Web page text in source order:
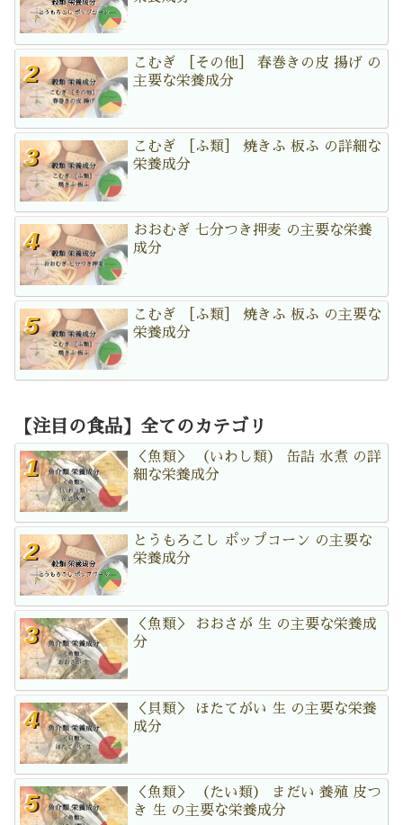
こむぎ ［その他］ 春巻きの皮 揚げ の
主要な栄養成分
こむぎ ［ふ類］ 焼きふ 板ふ の詳細な
栄養成分
おおむぎ 七分つき押麦 の主要な栄養
成分
こむぎ ［ふ類］ 焼きふ 板ふ の主要な
栄養成分
【注目の食品】全てのカテゴリ
＜魚類＞ （いわし類） 缶詰 水煮 の詳
細な栄養成分
とうもろこし ポップコーン の主要な
栄養成分
＜魚類＞ おおさが 生 の主要な栄養成
分
＜貝類＞ ほたてがい 生 の主要な栄養
成分
＜魚類＞ （たい類） まだい 養殖 皮つ
き 生 の主要な栄養成分